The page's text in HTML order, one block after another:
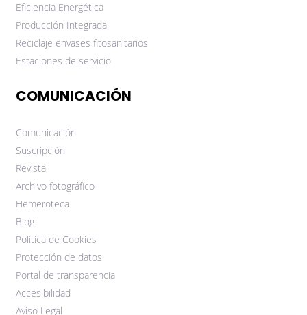
Eficiencia Energética
Producción Integrada
Reciclaje envases fitosanitarios
Estaciones de servicio
COMUNICACIÓN
Comunicación
Suscripción
Revista
Archivo fotográfico
Hemeroteca
Blog
Política de Cookies
Protección de datos
Portal de transparencia
Accesibilidad
Aviso Legal